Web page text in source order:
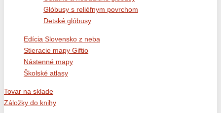
Glóbusy s reliéfnym povrchom
Detské glóbusy
Edícia Slovensko z neba
Stieracie mapy Giftio
Nástenné mapy
Školské atlasy
Tovar na sklade
Záložky do knihy